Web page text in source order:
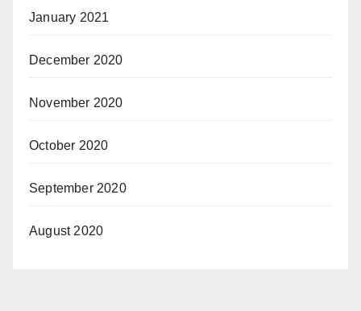
January 2021
December 2020
November 2020
October 2020
September 2020
August 2020